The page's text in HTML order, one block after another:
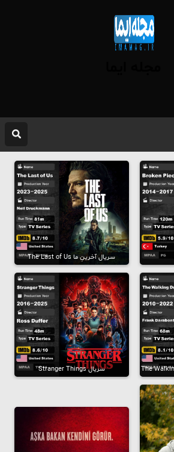
سریال آخرینِ ما The Last of Us
سریال Stranger Things